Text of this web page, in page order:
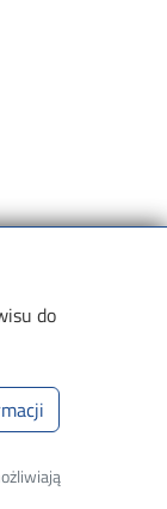
do